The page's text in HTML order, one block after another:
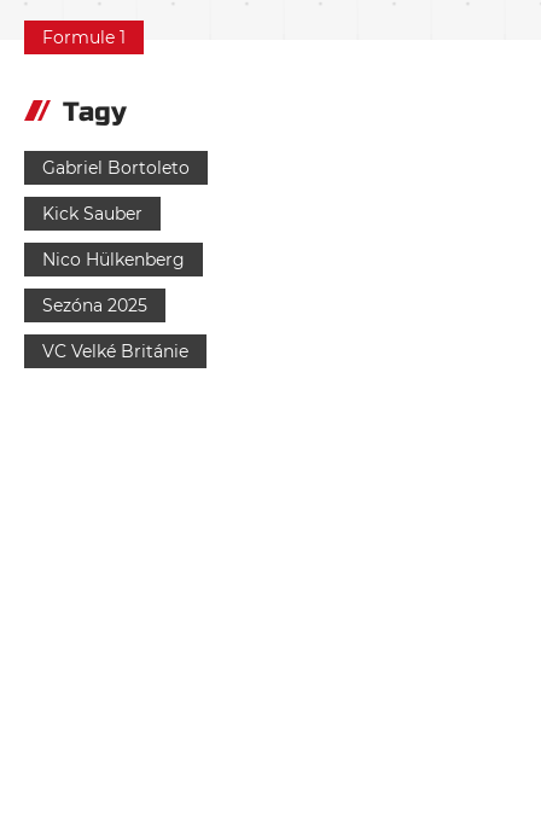
Formule 1
Tagy
Gabriel Bortoleto
Kick Sauber
Nico Hülkenberg
Sezóna 2025
VC Velké Británie